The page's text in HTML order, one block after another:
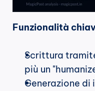
Funzionalità
Scrittura
più un
Generazione di